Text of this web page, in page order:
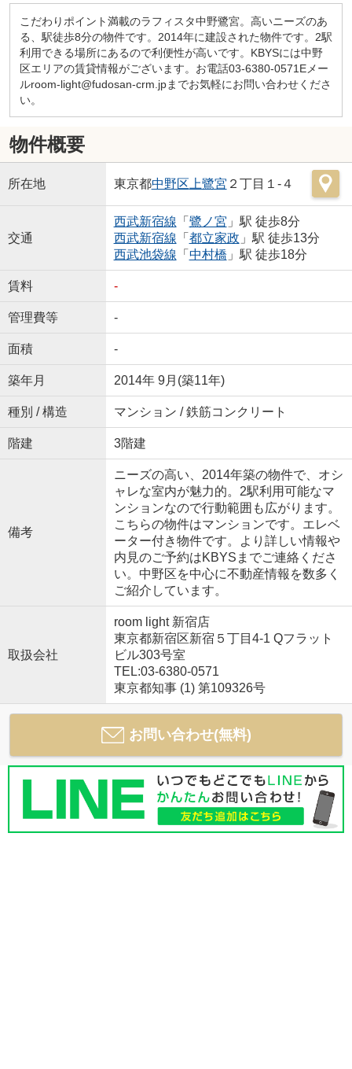
こだわりポイント満載のラフィスタ中野鷺宮。高いニーズのあ
る、駅徒歩8分の物件です。2014年に建設された物件です。2駅
利用できる場所にあるので利便性が高いです。KBYSには中野
区エリアの賃貸情報がございます。お電話03-6380-0571Eメー
ルroom-light@fudosan-crm.jpまでお気軽にお問い合わせくださ
い。
物件概要
所在地 東京都中野区 上鷺宮 ２丁目１-４
交通
西武新宿線 「 鷺ノ宮 」駅 徒歩8分
西武新宿線 「 都立家政 」駅 徒歩13分
西武池袋線 「 中村橋 」駅 徒歩18分
賃料 -
管理費等 -
面積 -
築年月 2014年 9月(築11年)
種別 / 構造 マンション / 鉄筋コンクリート
階建 3階建
備考
ニーズの高い、2014年築の物件で、オシ
ャレな室内が魅力的。2駅利用可能なマ
ンションなので行動範囲も広がります。
こちらの物件はマンションです。エレベ
ーター付き物件です。より詳しい情報や
内見のご予約はKBYSまでご連絡くださ
い。中野区を中心に不動産情報を数多く
ご紹介しています。
取扱会社
room light 新宿店
東京都新宿区新宿５丁目4-1 Qフラット
ビル303号室
TEL:03-6380-0571
東京都知事 (1) 第109326号
お問い合わせ(無料)